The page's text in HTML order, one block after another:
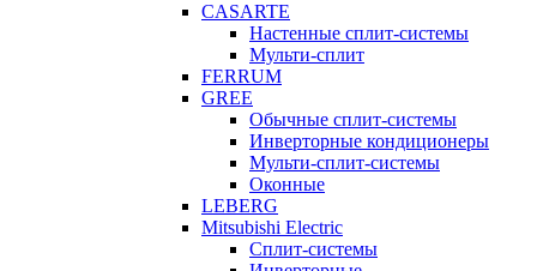
CASARTE
Настенные сплит-системы
Мульти-сплит
FERRUM
GREE
Обычные сплит-системы
Инверторные кондиционеры
Мульти-сплит-системы
Оконные
LEBERG
Mitsubishi Electric
Cплит-системы